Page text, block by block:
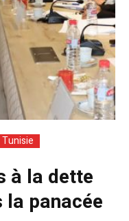
Tunisie
à la dette
la panacée